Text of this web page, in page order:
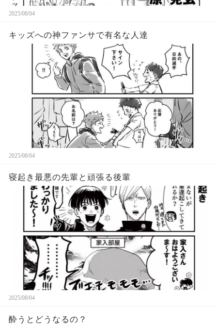
2025/08/04
キッズへの神ファンサで有名な人達
2025/08/04
寝起き最悪の先輩と頑張る後輩
2025/08/04
酔うとどうなるの？